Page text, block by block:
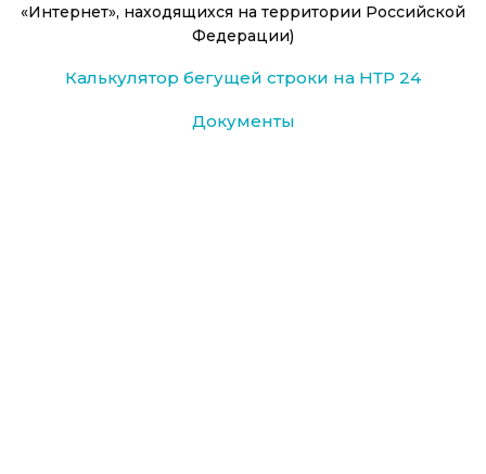
«Интернет», находящихся на территории Российской
Федерации)
Калькулятор бегущей строки на НТР 24
Документы